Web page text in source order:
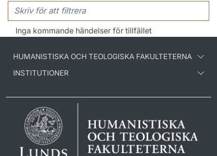
Inga kommande händelser för tillfället
HUMANISTISKA OCH TEOLOGISKA FAKULTETERNA
INSTITUTIONER